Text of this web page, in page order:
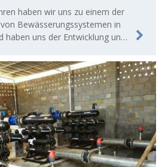
haben wir uns zu einem der
Bewässerungssystemen in
haben uns der Entwicklung und
verschrieben.